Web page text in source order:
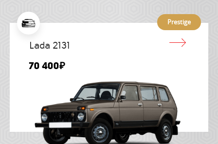
Prestige
Lada 2131
70 400₽